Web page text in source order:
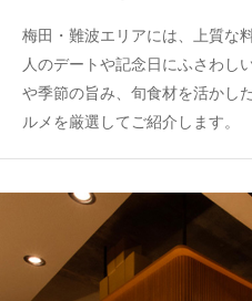
梅田・難波エリアには、上質な
人のデートや記念日にふさわし
や季節の旨み、旬食材を活かし
ルメを厳選してご紹介します。